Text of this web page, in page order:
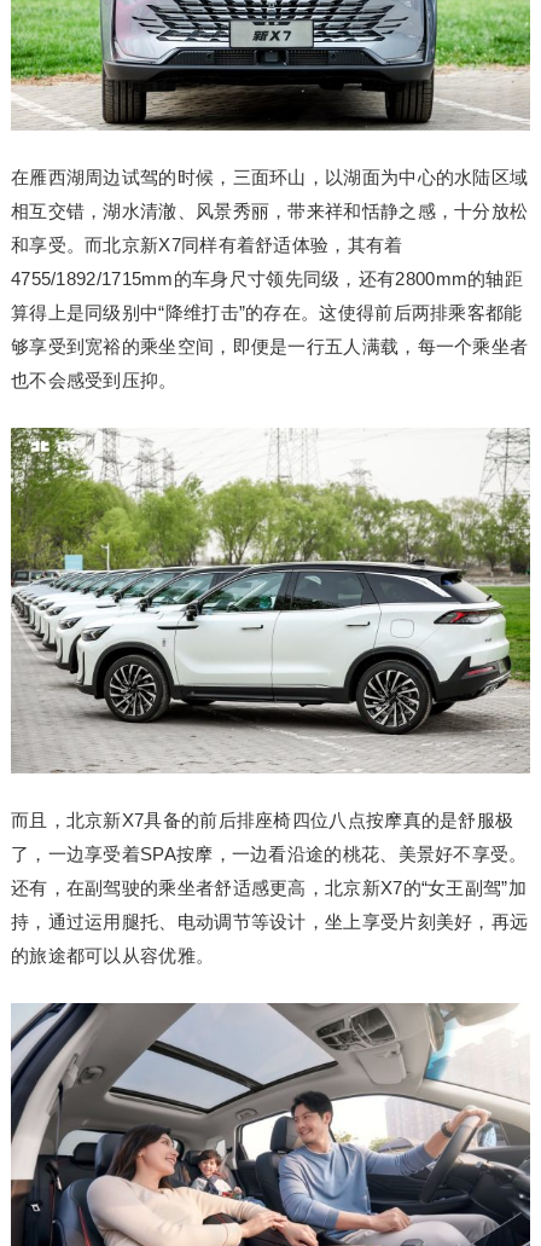
在雁西湖周边试驾的时候，三面环山，以湖面为中心的水陆区域
相互交错，湖水清澈、风景秀丽，带来祥和恬静之感，十分放松
和享受。而北京新X7同样有着舒适体验，其有着
4755/1892/1715mm的车身尺寸领先同级，还有2800mm的轴距
算得上是同级别中“降维打击”的存在。这使得前后两排乘客都能
够享受到宽裕的乘坐空间，即便是一行五人满载，每一个乘坐者
也不会感受到压抑。
而且，北京新X7具备的前后排座椅四位八点按摩真的是舒服极
了，一边享受着SPA按摩，一边看沿途的桃花、美景好不享受。
还有，在副驾驶的乘坐者舒适感更高，北京新X7的“女王副驾”加
持，通过运用腿托、电动调节等设计，坐上享受片刻美好，再远
的旅途都可以从容优雅。